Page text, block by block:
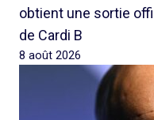
obtient une sortie
de Cardi B
8 août 2026